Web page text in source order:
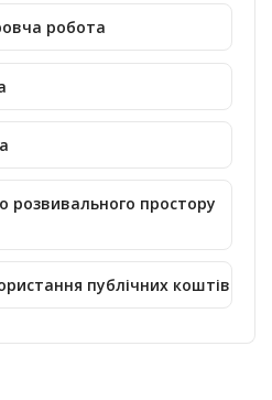
робота
розвивального простору
публічних коштів